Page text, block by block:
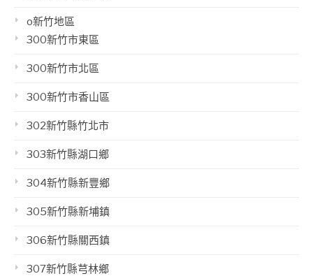
o新竹地區
300新竹市東區
300新竹市北區
300新竹市香山區
302新竹縣竹北市
303新竹縣湖口鄉
304新竹縣新豐鄉
305新竹縣新埔鎮
306新竹縣關西鎮
307新竹縣芎林鄉